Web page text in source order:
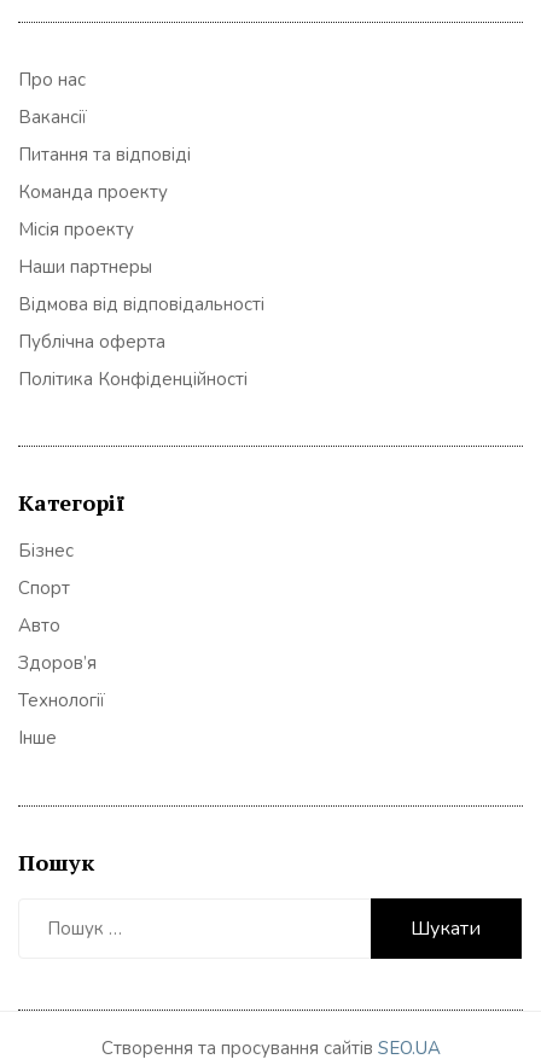
Про нас
Вакансії
Питання та відповіді
Команда проекту
Місія проекту
Наши партнеры
Відмова від відповідальності
Публічна оферта
Політика Конфіденційності
Категорії
Бізнес
Спорт
Авто
Здоров’я
Технології
Інше
Пошук
Створення та просування сайтів SEO.UA